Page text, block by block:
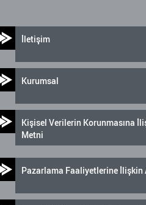
İletişim
Kurumsal
Kişisel Verilerin Korunmasına
Metni
Pazarlama Faaliyetlerine İlişkin